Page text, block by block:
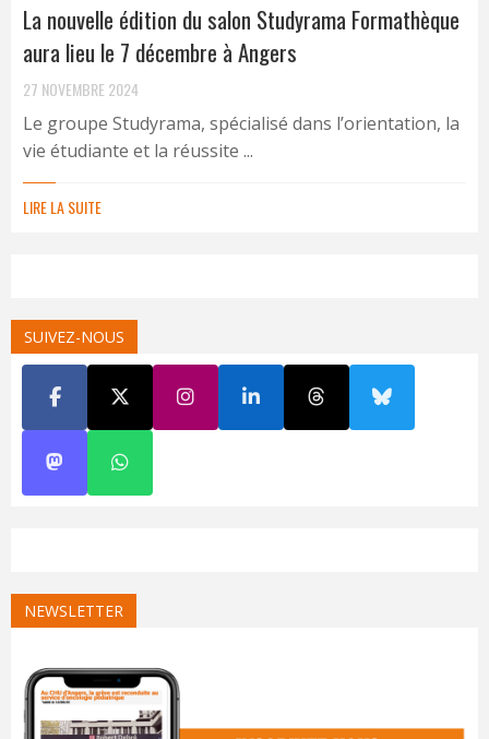
La nouvelle édition du salon Studyrama Formathèque
aura lieu le 7 décembre à Angers
27 NOVEMBRE 2024
Le groupe Studyrama, spécialisé dans l’orientation, la
vie étudiante et la réussite ...
LIRE LA SUITE
SUIVEZ-NOUS
NEWSLETTER